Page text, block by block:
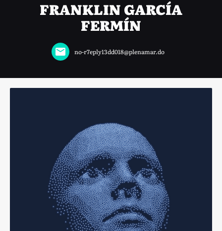
FRANKLIN GARCÍA
FERMÍN
no-r7eply13dd018@plenamar.do